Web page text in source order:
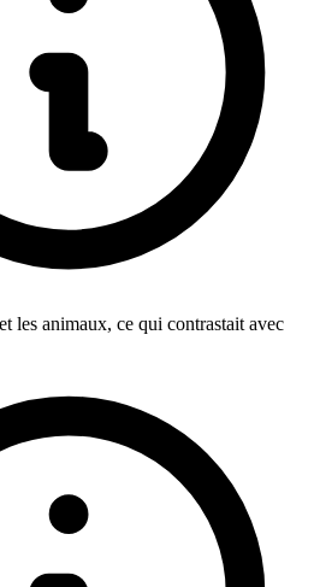
les animaux, ce qui contrastait avec